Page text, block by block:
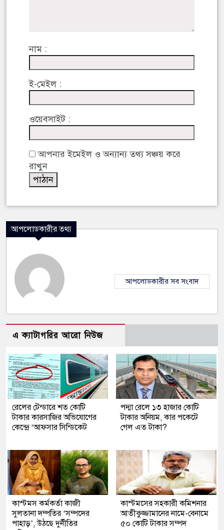
নাম :
ই-মেইল :
ওয়েবসাইট :
আপনার ইমেইল ও অন্যান্য তথ্য সঞ্চয় করে
রাখুন
আপলোডকারীর তথ্য
আপলোডকারীর সব সংবাদ
এ ক্যাটাগরির আরো নিউজ
রেলের টেন্ডারে শত কোটি
টাকার কারসাজির অভিযোগের
কেন্দ্রে ‘আফসার সিন্ডিকেট
পদ্মা রেলে ১৩ হাজার কোটি
টাকার অনিয়ম, কার পকেটে
গেল এত টাকা?
কাস্টমস কর্মকর্তা কাজী
সুলতানা দম্পতির ‘সম্পদের
পাহাড়’, উঠছে দুর্নীতির
কাস্টমসের সহকারী কমিশনার
আতীকুজ্জামানের নামে-বেনামে
৫০ কোটি টাকার সম্পদ